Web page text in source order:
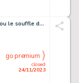
Le troisième Testament - Luc ou le souffle du taureau Encre...
closed
24/11/2023
go premium